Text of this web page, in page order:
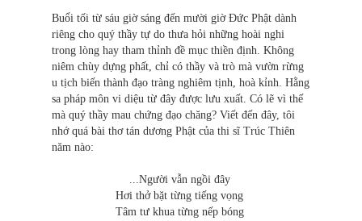
Buổi tối từ sáu giờ sáng đến mười giờ Ðức Phật dành
riêng cho quý thầy tự do thưa hỏi những hoài nghi
trong lòng hay tham thỉnh đề mục thiền định. Không
niêm chùy dựng phất, chỉ có thầy và trò mà vườn rừng
u tịch biến thành đạo tràng nghiêm tịnh, hoà kỉnh. Hằng
sa pháp môn vi diệu từ đây được lưu xuất. Có lẽ vì thế
mà quý thầy mau chứng đạo chăng? Viết đến đây, tôi
nhớ quá bài thơ tán dương Phật của thi sĩ Trúc Thiên
năm nào:
...Người vẫn ngồi đây
Hơi thở bặt từng tiếng vọng
Tâm tư khua từng nếp bóng